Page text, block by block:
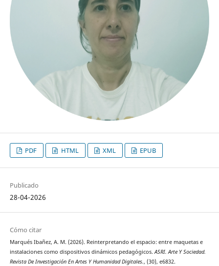
PDF HTML XML EPUB
Publicado
28-04-2026
Cómo citar
Marqués Ibañez, A. M. (2026). Reinterpretando el espacio: entre maquetas e
instalaciones como dispositivos dinámicos pedagógicos.ASRI. Arte Y Sociedad.
Revista De Investigación En Artes Y Humanidad Digitales., (30), e6832.